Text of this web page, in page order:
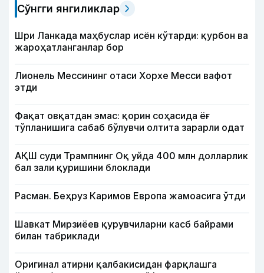
Сўнгги янгиликлар
Шри Ланкада маҳбуслар исён кўтарди: қурбон ва
жароҳатланганлар бор
Лионель Мессининг отаси Хорхе Месси вафот
этди
Фақат овқатдан эмас: қорин соҳасида ёғ
тўпланишига сабаб бўлувчи олтита зарарли одат
АҚШ суди Трампнинг Оқ уйда 400 млн долларлик
бал зали қуришини блоклади
Расман. Беҳруз Каримов Европа жамоасига ўтди
Шавкат Мирзиёев қурувчиларни касб байрами
билан табриклади
Оригинал атирни қалбакисидан фарқлашга